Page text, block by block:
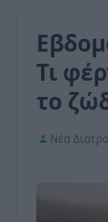
Τι
το
Νέα